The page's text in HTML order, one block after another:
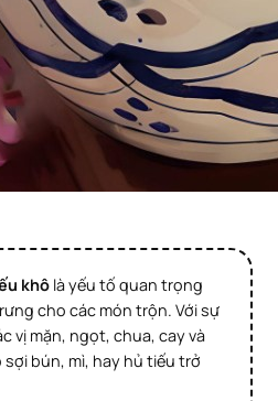
khô là yếu tố quan trọng
cho các món trộn. Với sự
vị mặn, ngọt, chua, cay và
bún, mì, hay hủ tiếu trở